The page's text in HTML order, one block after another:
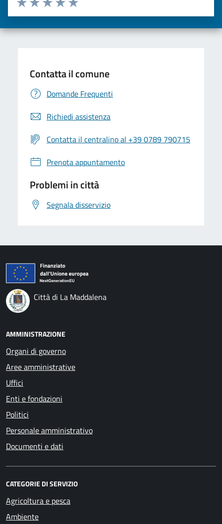
Valuta 5 stelle su 5
Valuta 4 stelle su 5
Valuta 3 stelle su 5
Valuta 2 stelle su 5
Valuta una stella su 5
Contatta il comune
Domande Frequenti
Richiedi assistenza
Contatta il centralino al +39 0789 790715
Prenota appuntamento
Problemi in città
Segnala disservizio
Città di La Maddalena
AMMINISTRAZIONE
Organi di governo
Aree amministrative
Uffici
Enti e fondazioni
Politici
Personale amministrativo
Documenti e dati
CATEGORIE DI SERVIZIO
Agricoltura e pesca
Ambiente